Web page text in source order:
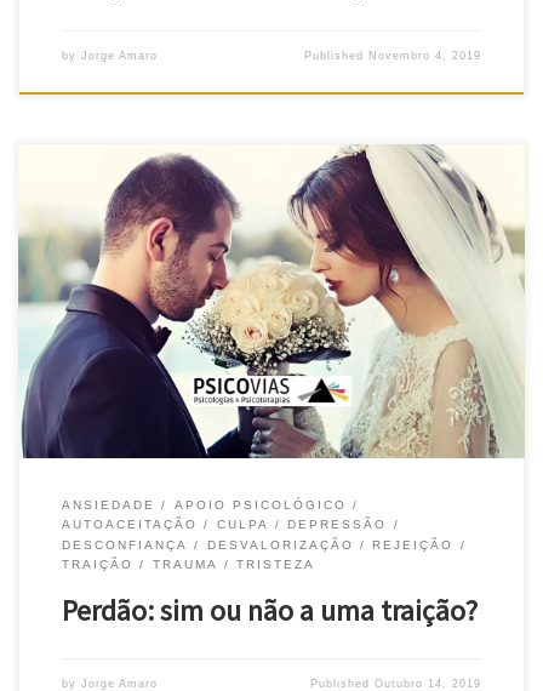
by Jorge Amaro Published Novembro 4, 2019
O perdão está muito ligado à traição Perdão? Ora, antes de mais:
para ser vítima de traição, basta que confiemos. Realmente, a
traição pode vir de quem não está à espera… Não estava à
espera porque confiava. Quando se fala neste tema, associamos
muitas vezes à questão conjugal. Mas a […]
ANSIEDADE
APOIO PSICOLÓGICO
AUTOACEITAÇÃO
CULPA
DEPRESSÃO
DESCONFIANÇA
DESVALORIZAÇÃO
REJEIÇÃO
TRAIÇÃO
TRAUMA TRISTEZA
Perdão: sim ou não a uma traição?
by Jorge Amaro PublishedOutubro 14, 2019